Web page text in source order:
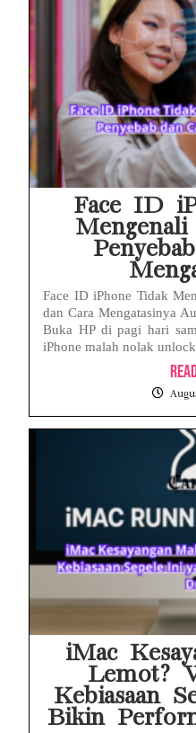
Face ID
Face ID iPhone Tidak
dan Cara Mengatasinya
Buka HP di pagi hari
iPhone malah nolak
iMac
Lemot?
Kebiasaan
Bikin